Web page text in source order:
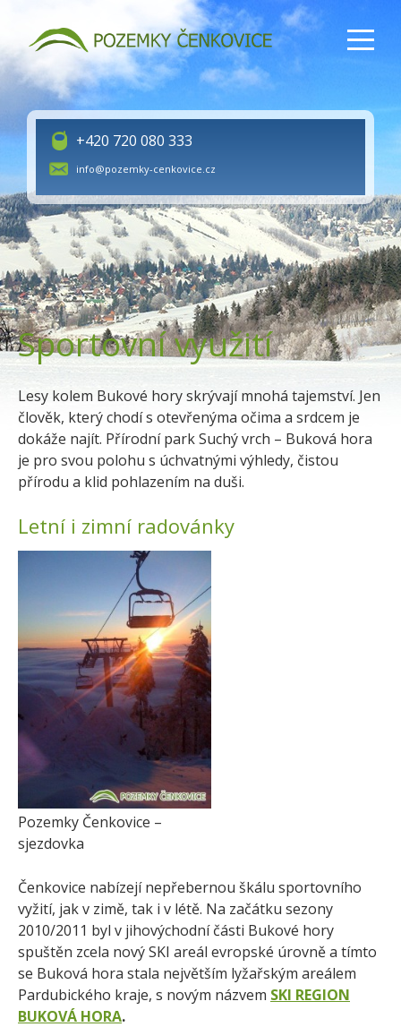
+420 720 080 333
info@pozemky-cenkovice.cz
Sportovní využití
Lesy kolem Bukové hory skrývají mnohá tajemství. Jen
člověk, který chodí s otevřenýma očima a srdcem je
dokáže najít. Přírodní park Suchý vrch – Buková hora
je pro svou polohu s úchvatnými výhledy, čistou
přírodu a klid pohlazením na duši.
Letní i zimní radovánky
Pozemky Čenkovice –
sjezdovka
Čenkovice nabízejí nepřebernou škálu sportovního
vyžití, jak v zimě, tak i v létě. Na začátku sezony
2010/2011 byl v jihovýchodní části Bukové hory
spuštěn zcela nový SKI areál evropské úrovně a tímto
se Buková hora stala největším lyžařským areálem
Pardubického kraje, s novým názvem SKI REGION
BUKOVÁ HORA.